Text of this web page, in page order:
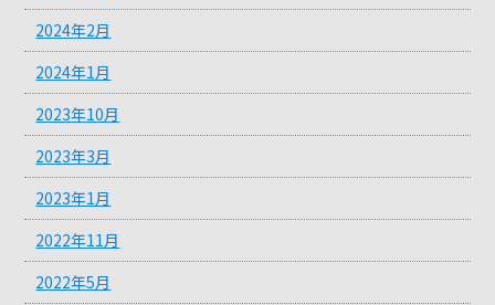
2024年2月
2024年1月
2023年10月
2023年3月
2023年1月
2022年11月
2022年5月